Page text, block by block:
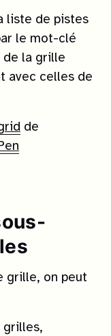
liste de pistes
le mot-clé
de la grille
avec celles de
de
grille, on peut
grilles,